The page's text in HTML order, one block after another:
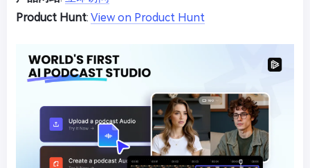
Product Hunt: View on Product Hunt